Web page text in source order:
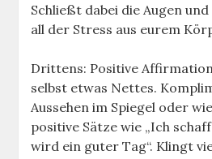
Schließt dabei die Augen
all der Stress aus eurem
Drittens: Positive
selbst etwas Nettes.
Aussehen im Spiegel oder
positive Sätze wie „Ich
wird ein guter Tag“. Klingt